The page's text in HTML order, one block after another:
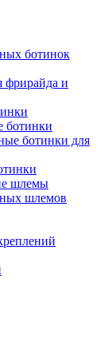
ботинок
фрирайда и
ботинки
ботинки для
шлемы
шлемов